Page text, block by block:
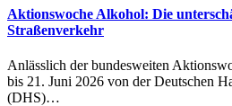
Aktionswoche Alkohol: Die
Straßenverkehr
Anlässlich der bundesweiten
bis 21. Juni 2026 von der Deutschen
(DHS)…